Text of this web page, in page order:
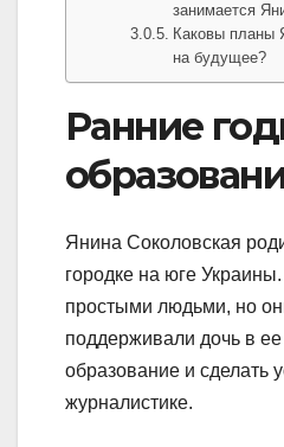
занимается
Каковы планы
на будущее?
Ранние
Янина Соколовская
городке на юге
простыми людьми, но
поддерживали дочь в
образование и сделать
журналистике.